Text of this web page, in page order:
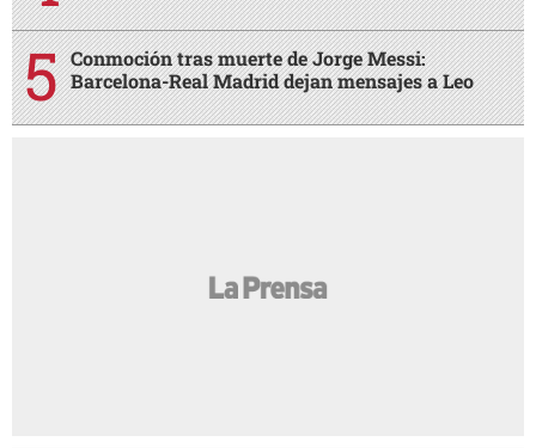
Conmoción tras muerte de Jorge Messi:
Barcelona-Real Madrid dejan mensajes a Leo